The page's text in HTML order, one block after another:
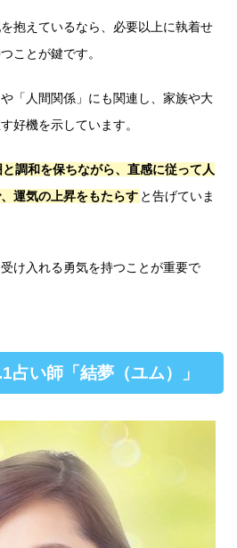
抱えているなら、必要以上に執着せ
ことが鍵です。
「人間関係」にも関連し、家族や大
好機を示しています。
調和を保ちながら、直感に従って人
運気の上昇をもたらす と告げていま
け入れる勇気を持つことが重要で
占い師「結夢（ユム）」